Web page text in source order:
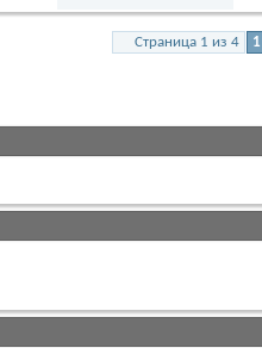
Страница 1 из 4 1